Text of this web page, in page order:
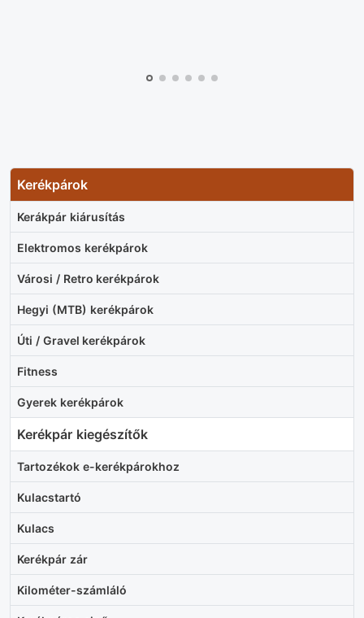
Kerékpárok
Kerákpár kiárusítás
Elektromos kerékpárok
Városi / Retro kerékpárok
Hegyi (MTB) kerékpárok
Úti / Gravel kerékpárok
Fitness
Gyerek kerékpárok
Kerékpár kiegészítők
Tartozékok e-kerékpárokhoz
Kulacstartó
Kulacs
Kerékpár zár
Kilométer-számláló